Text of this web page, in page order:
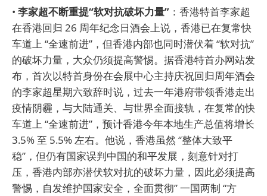
• 李家超不断重提“软对抗破坏力量” ：香港特首李家超
在香港回归 26 周年纪念日酒会上说，香港已在复常快
车道上 “全速前进”，但香港内部也同时潜伏着 “软对抗”
的破坏力量，大众仍须提高警惕。据香港特首办网站发
布，首次以特首身份在会展中心主持庆祝回归周年酒会
的李家超星期六致辞时说，过去一年港府带领香港走出
疫情阴霾，与大陆通关、与世界全面接轨，在复常的快
车道上 “全速前进”，预计香港今年本地生产总值将增长
3.5% 至 5.5% 左右。他说，香港虽然 “整体大致平
稳”，但仍有国家误判中国的和平发展，刻意针对打
压，香港内部亦潜伏软对抗的破坏力量，因此必须提高
警惕，自发维护国家安全，全面贯彻” 一国两制 “方